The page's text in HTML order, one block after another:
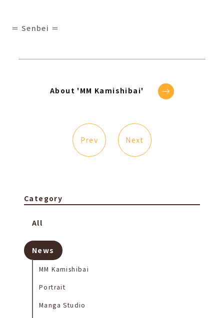
＝ Senbei ＝
About 'MM Kamishibai'
Prev Next
Category
All
News
MM Kamishibai
Portrait
Manga Studio